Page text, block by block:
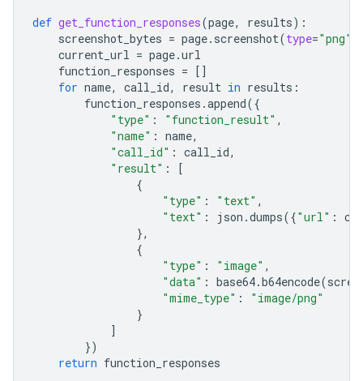
def get_function_responses(page, results):
screenshot_bytes = page. screenshot(type="png"
current_url = page.url
function_responses = []
for name, call_id, result in results :
function_responses .append({
"type" : "function_result" ,
"name" : name,
"call_id" : call_id,
"result" :
[
{
"type" : "text" ,
"text" : json .dumps({"url" :
},
{
"type" : "image" ,
"data" : base64.b64encode(
"mime_type" :
"image/png"
}
]
})
return function_responses